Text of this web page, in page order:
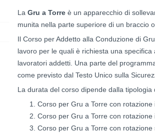
La Gru a Torre è un apparecchio di
munita nella parte superiore di un braccio
Il Corso per Addetto alla Conduzione di
lavoro per le quali è richiesta una
lavoratori addetti. Una parte del
come previsto dal Testo Unico sulla
La durata del corso dipende dalla
Corso per Gru a Torre con rotazione
Corso per Gru a Torre con rotazione
Corso per Gru a Torre con